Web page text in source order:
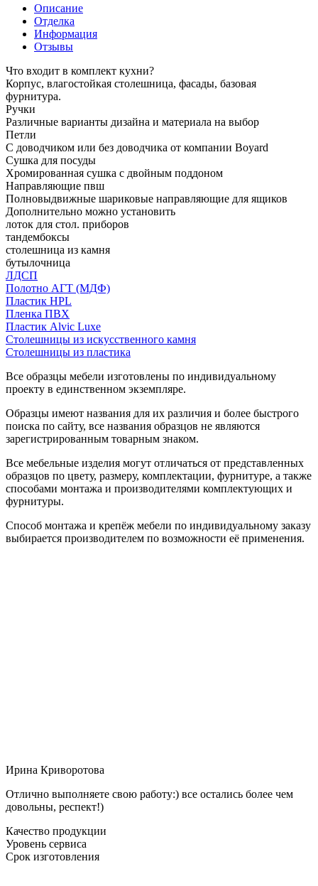
Описание
Отделка
Информация
Отзывы
Что входит в комплект кухни?
Корпус, влагостойкая столешница, фасады, базовая
фурнитура.
Ручки
Различные варианты дизайна и материала на выбор
Петли
С доводчиком или без доводчика от компании Boyard
Сушка для посуды
Хромированная сушка с двойным поддоном
Направляющие пвш
Полновыдвижные шариковые направляющие для ящиков
Дополнительно можно установить
лоток для стол. приборов
тандембоксы
столешница из камня
бутылочница
ЛДСП
Полотно АГТ (МДФ)
Пластик HPL
Пленка ПВХ
Пластик Alvic Luxe
Столешницы из искусственного камня
Столешницы из пластика
Все образцы мебели изготовлены по индивидуальному
проекту в единственном экземпляре.
Образцы имеют названия для их различия и более быстрого
поиска по сайту, все названия образцов не являются
зарегистрированным товарным знаком.
Все мебельные изделия могут отличаться от представленных
образцов по цвету, размеру, комплектации, фурнитуре, а также
способами монтажа и производителями комплектующих и
фурнитуры.
Способ монтажа и крепёж мебели по индивидуальному заказу
выбирается производителем по возможности её применения.
Ирина Криворотова
Отлично выполняете свою работу:) все остались более чем
довольны, респект!)
Качество продукции
Уровень сервиса
Срок изготовления